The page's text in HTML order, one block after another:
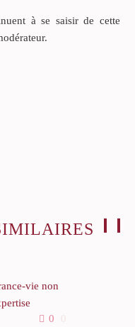
à se saisir de cette
vie non
0 0